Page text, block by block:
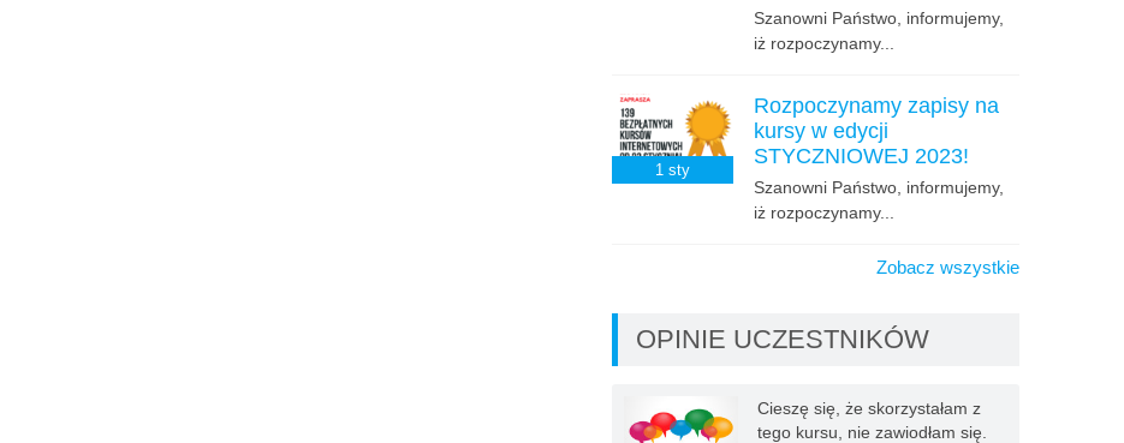
Szanowni Państwo, informujemy,
iż rozpoczynamy...
1 sty
Rozpoczynamy zapisy na
kursy w edycji
STYCZNIOWEJ 2023!
Szanowni Państwo, informujemy,
iż rozpoczynamy...
Zobacz wszystkie
OPINIE UCZESTNIKÓW
Cieszę się, że skorzystałam z
tego kursu, nie zawiodłam się.